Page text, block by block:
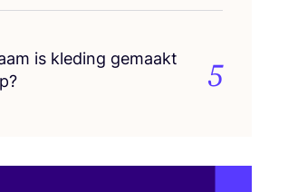
is kle­ding gemaakt
5